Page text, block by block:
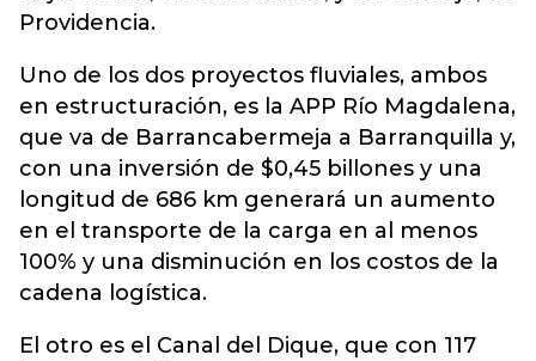
Providencia.
Uno de los dos proyectos fluviales, ambos
en estructuración, es la APP Río Magdalena,
que va de Barrancabermeja a Barranquilla y,
con una inversión de $0,45 billones y una
longitud de 686 km generará un aumento
en el transporte de la carga en al menos
100% y una disminución en los costos de la
cadena logística.
El otro es el Canal del Dique, que con 117